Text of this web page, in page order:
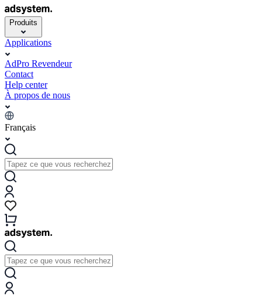
Produits
Applications
AdPro Revendeur
Contact
Help center
À propos de nous
Français